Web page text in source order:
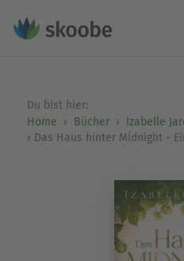
Du bist hier:
Home
Bücher
Izabelle
Das Haus hinter Midnight -